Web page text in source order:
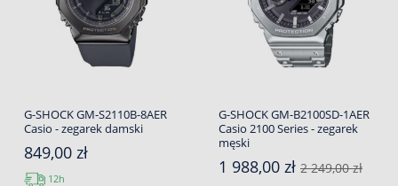
G-SHOCK GM-S2110B-8AER
Casio - zegarek damski
849,00 zł
12h
G-SHOCK GM-B2100SD-1AER
Casio 2100 Series - zegarek
męski
1 988,00 zł 2 249,00 zł